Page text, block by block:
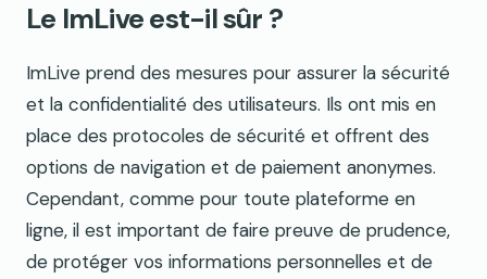
Le ImLive est-il sûr ?
ImLive prend des mesures pour assurer la sécurité
et la confidentialité des utilisateurs. Ils ont mis en
place des protocoles de sécurité et offrent des
options de navigation et de paiement anonymes.
Cependant, comme pour toute plateforme en
ligne, il est important de faire preuve de prudence,
de protéger vos informations personnelles et de